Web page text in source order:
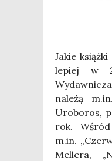
Jakie
le­piej w
nale­żą
Uro­bo­ros,
rok.
m.in.
Mel­le­ra,